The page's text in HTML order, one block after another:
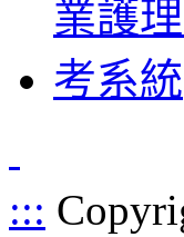
:::